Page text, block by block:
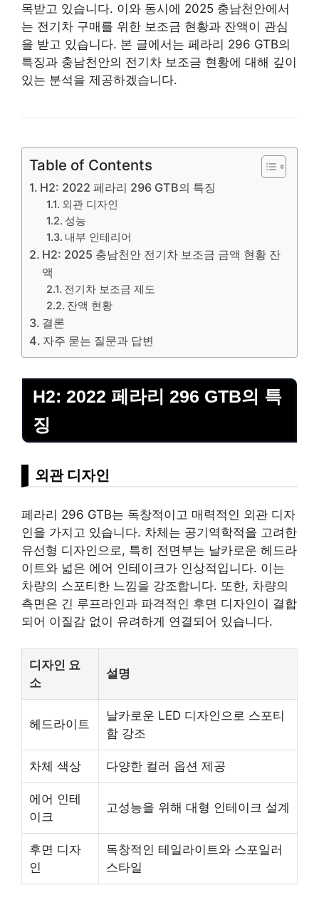
목받고 있습니다. 이와 동시에 2025 충남천안에서
는 전기차 구매를 위한 보조금 현황과 잔액이 관심
을 받고 있습니다. 본 글에서는 페라리 296 GTB의
특징과 충남천안의 전기차 보조금 현황에 대해 깊이
있는 분석을 제공하겠습니다.
Table of Contents
H2: 2022 페라리 296 GTB의 특징
외관 디자인
성능
내부 인테리어
H2: 2025 충남천안 전기차 보조금 금액 현황 잔
액
전기차 보조금 제도
잔액 현황
결론
자주 묻는 질문과 답변
H2: 2022 페라리 296 GTB의 특
징
외관 디자인
페라리 296 GTB는 독창적이고 매력적인 외관 디자
인을 가지고 있습니다. 차체는 공기역학적을 고려한
유선형 디자인으로, 특히 전면부는 날카로운 헤드라
이트와 넓은 에어 인테이크가 인상적입니다. 이는
차량의 스포티한 느낌을 강조합니다. 또한, 차량의
측면은 긴 루프라인과 파격적인 후면 디자인이 결합
되어 이질감 없이 유려하게 연결되어 있습니다.
디자인 요
소
설명
헤드라이트
날카로운 LED 디자인으로 스포티
함 강조
차체 색상 다양한 컬러 옵션 제공
에어 인테
이크
고성능을 위해 대형 인테이크 설계
후면 디자
인
독창적인 테일라이트와 스포일러
스타일